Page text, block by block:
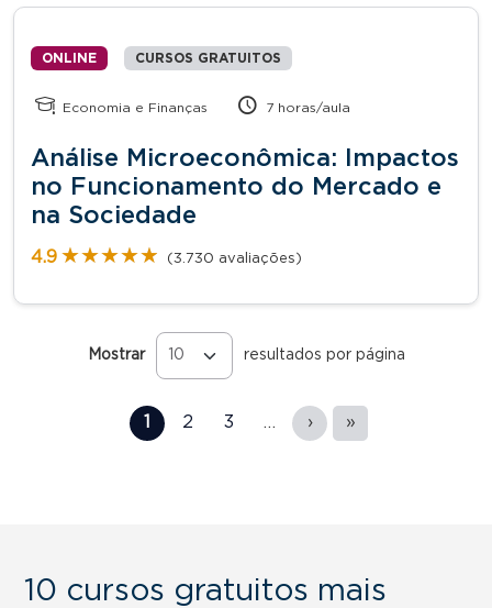
ONLINE CURSOS GRATUITOS
Economia e Finanças 7 horas/aula
Análise Microeconômica: Impactos
no Funcionamento do Mercado e
na Sociedade
4.9 ★★★★★
★★★★★ (3.730 avaliações)
Mostrar resultados por página
1 2 3 … › »
10 cursos gratuitos mais